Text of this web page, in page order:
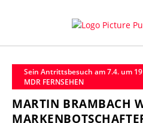
Sein Antrittsbesuch am 7.4. um
MDR FERNSEHEN
MARTIN BRAMBACH